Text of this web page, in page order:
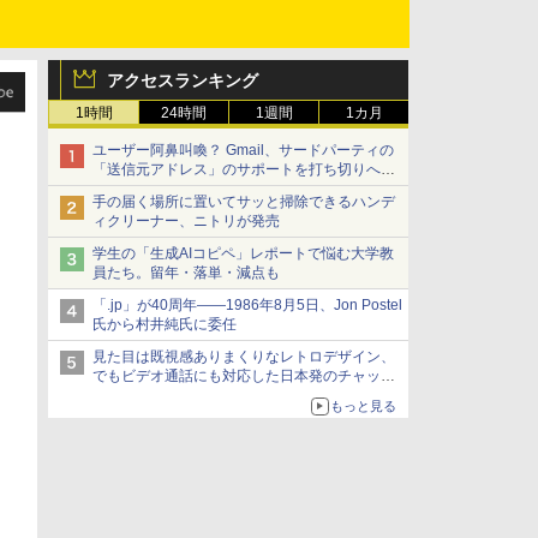
アクセスランキング
1時間 24時間 1週間 1カ月
ユーザー阿鼻叫喚？ Gmail、サードパーティの
「送信元アドレス」のサポートを打ち切りへ
【やじうまWatch】
手の届く場所に置いてサッと掃除できるハンデ
ィクリーナー、ニトリが発売
学生の「生成AIコピペ」レポートで悩む大学教
員たち。留年・落単・減点も
「.jp」が40周年――1986年8月5日、Jon Postel
氏から村井純氏に委任
見た目は既視感ありまくりなレトロデザイン、
でもビデオ通話にも対応した日本発のチャット
もっと見る